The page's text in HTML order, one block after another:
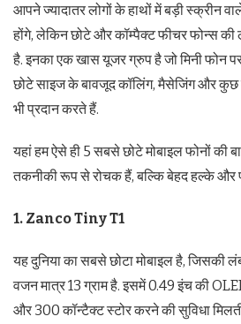
आपने ज्यादातर लोगों के हाथों में बड़ी स्क्रीन
होंगे, लेकिन छोटे और कॉम्पैक्ट फीचर फोन्स की
है. इनका एक खास यूजर ग्रुप है जो मिनी फोन
छोटे साइज के बावजूद कॉलिंग, मैसेजिंग और कुछ
भी प्रदान करते हैं.
यहां हम ऐसे ही 5 सबसे छोटे मोबाइल फोनों की
तकनीकी रूप से रोचक हैं, बल्कि बेहद हल्के और
1. Zanco Tiny T1
यह दुनिया का सबसे छोटा मोबाइल है, जिसकी
वजन मात्र 13 ग्राम है. इसमें 0.49 इंच की
और 300 कॉन्टैक्ट स्टोर करने की सुविधा